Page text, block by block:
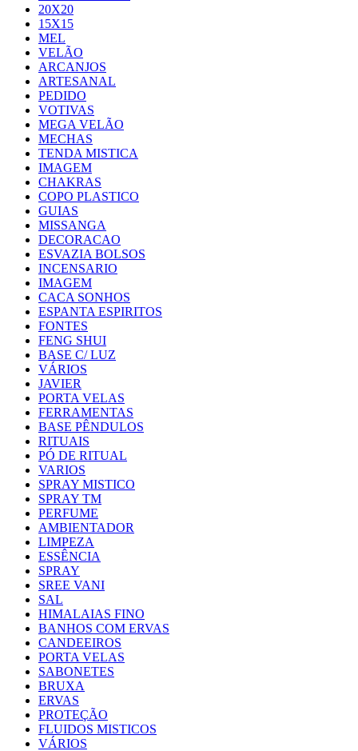
20X20
15X15
MEL
VELÃO
ARCANJOS
ARTESANAL
PEDIDO
VOTIVAS
MEGA VELÃO
MECHAS
TENDA MISTICA
IMAGEM
CHAKRAS
COPO PLASTICO
GUIAS
MISSANGA
DECORACAO
ESVAZIA BOLSOS
INCENSARIO
IMAGEM
CACA SONHOS
ESPANTA ESPIRITOS
FONTES
FENG SHUI
BASE C/ LUZ
VÁRIOS
JAVIER
PORTA VELAS
FERRAMENTAS
BASE PÊNDULOS
RITUAIS
PÓ DE RITUAL
VARIOS
SPRAY MISTICO
SPRAY TM
PERFUME
AMBIENTADOR
LIMPEZA
ESSÊNCIA
SPRAY
SREE VANI
SAL
HIMALAIAS FINO
BANHOS COM ERVAS
CANDEEIROS
PORTA VELAS
SABONETES
BRUXA
ERVAS
PROTEÇÃO
FLUIDOS MISTICOS
VÁRIOS